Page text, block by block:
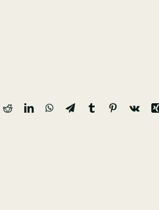
RedditLinkedInWhatsApp
TelegramTumblrPinterest
Vk